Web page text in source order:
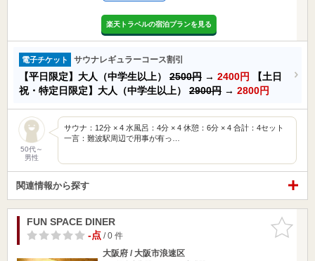
楽天トラベルの宿泊プランを見る
電子チケット サウナレギュラーコース割引
【平日限定】大人（中学生以上） 2500円 → 2400円
【土日
祝・特定日限定】大人（中学生以上） 2900円 → 2800円
50代～
男性
サウナ：12分 × 4 水風呂：4分 × 4 休憩：6分 × 4 合計：4セット
一言：難波駅周辺で用事が有っ…
関連情報から探す
お気に入
りに追加
FUN SPACE DINER
-点/ 0 件
大阪府 / 大阪市浪速区